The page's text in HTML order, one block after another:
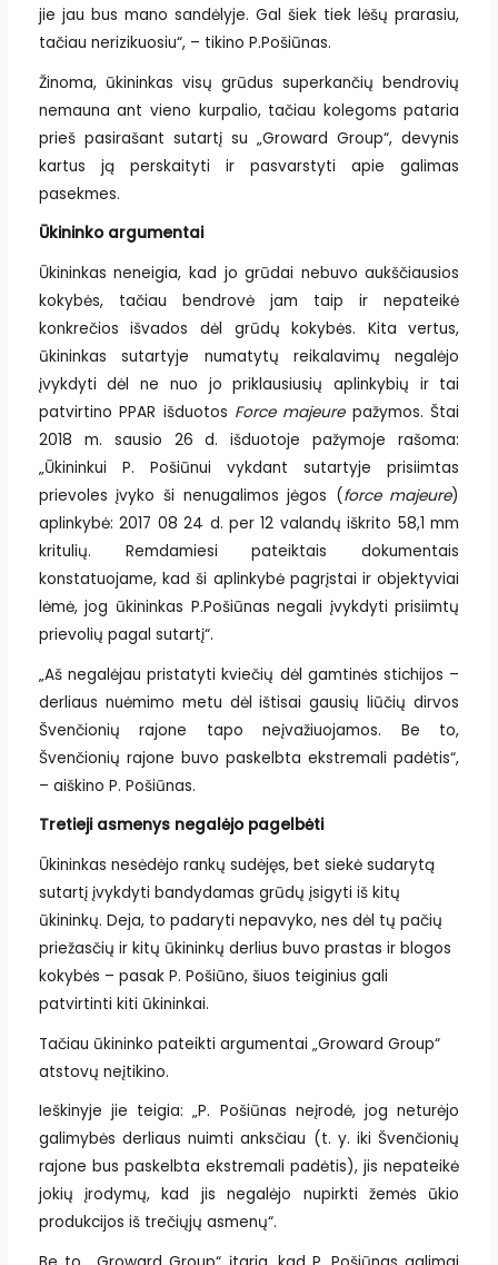
jie jau bus mano sandėlyje. Gal šiek tiek lėšų prarasiu,
tačiau nerizikuosiu“, – tikino P.Pošiūnas.
Žinoma, ūkininkas visų grūdus superkančių bendrovių
nemauna ant vieno kurpalio, tačiau kolegoms pataria
prieš pasirašant sutartį su „Groward Group“, devynis
kartus ją perskaityti ir pasvarstyti apie galimas
pasekmes.
Ūkininko argumentai
Ūkininkas neneigia, kad jo grūdai nebuvo aukščiausios
kokybės, tačiau bendrovė jam taip ir nepateikė
konkrečios išvados dėl grūdų kokybės. Kita vertus,
ūkininkas sutartyje numatytų reikalavimų negalėjo
įvykdyti dėl ne nuo jo priklausiusių aplinkybių ir tai
patvirtino PPAR išduotos Force majeurepažymos. Štai
2018 m. sausio 26 d. išduotoje pažymoje rašoma:
„Ūkininkui P. Pošiūnui vykdant sutartyje prisiimtas
prievoles įvyko ši nenugalimos jėgos (force majeure)
aplinkybė: 2017 08 24 d. per 12 valandų iškrito 58,1 mm
kritulių. Remdamiesi pateiktais dokumentais
konstatuojame, kad ši aplinkybė pagrįstai ir objektyviai
lėmė, jog ūkininkas P.Pošiūnas negali įvykdyti prisiimtų
prievolių pagal sutartį“.
„Aš negalėjau pristatyti kviečių dėl gamtinės stichijos –
derliaus nuėmimo metu dėl ištisai gausių liūčių dirvos
Švenčionių rajone tapo neįvažiuojamos. Be to,
Švenčionių rajone buvo paskelbta ekstremali padėtis“,
– aiškino P. Pošiūnas.
Tretieji asmenys negalėjo pagelbėti
Ūkininkas nesėdėjo rankų sudėjęs, bet siekė sudarytą
sutartį įvykdyti bandydamas grūdų įsigyti iš kitų
ūkininkų. Deja, to padaryti nepavyko, nes dėl tų pačių
priežasčių ir kitų ūkininkų derlius buvo prastas ir blogos
kokybės – pasak P. Pošiūno, šiuos teiginius gali
patvirtinti kiti ūkininkai.
Tačiau ūkininko pateikti argumentai „Groward Group“
atstovų neįtikino.
Ieškinyje jie teigia: „P. Pošiūnas neįrodė, jog neturėjo
galimybės derliaus nuimti anksčiau (t. y. iki Švenčionių
rajone bus paskelbta ekstremali padėtis), jis nepateikė
jokių įrodymų, kad jis negalėjo nupirkti žemės ūkio
produkcijos iš trečiųjų asmenų“.